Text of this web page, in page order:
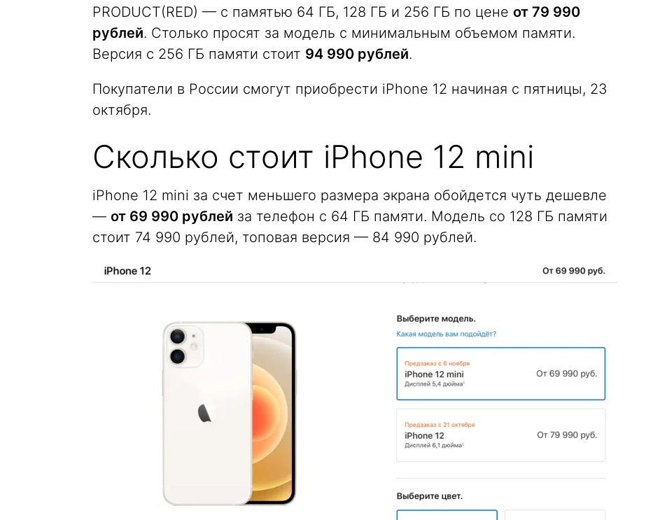
PRODUCT(RED) — с памятью 64 ГБ, 128 ГБ и 256 ГБ по цене от 79 990
рублей. Столько просят за модель с минимальным объемом памяти.
Версия с 256 ГБ памяти стоит 94 990 рублей.
Покупатели в России смогут приобрести iPhone 12 начиная с пятницы, 23
октября.
Сколько стоит iPhone 12 mini
iPhone 12 mini за счет меньшего размера экрана обойдется чуть дешевле
— от 69 990 рублей за телефон с 64 ГБ памяти. Модель со 128 ГБ памяти
стоит 74 990 рублей, топовая версия — 84 990 рублей.